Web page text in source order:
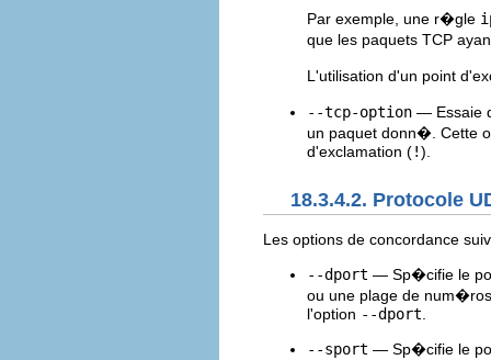
Par exemple, une r�gle
que les paquets TCP
L'utilisation d'un point
--tcp-option — Essaie
un paquet donn�. Cette
d'exclamation (!).
18.3.4.2. Protocole
Les options de concordance
--dport — Sp�cifie le
ou une plage de
l'option --dport
--sport — Sp�cifie le